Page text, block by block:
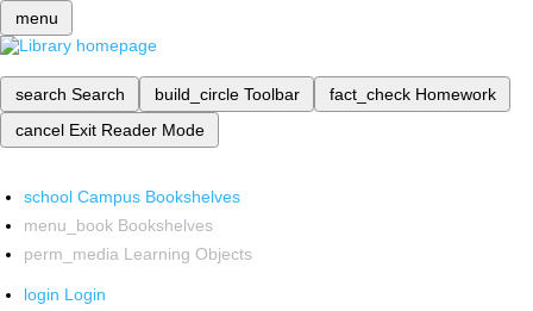
menu
search Search build_circle Toolbar fact_check Homework
cancel Exit Reader Mode
school Campus Bookshelves
menu_book Bookshelves
perm_media Learning Objects
login Login